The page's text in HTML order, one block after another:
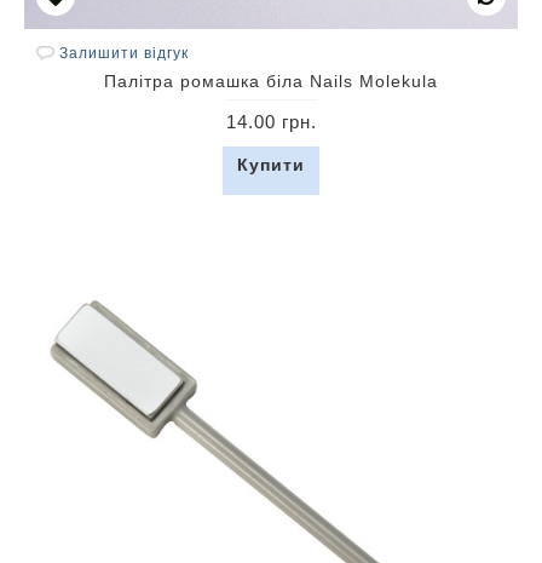
Залишити відгук
Палітра ромашка біла Nails Molekula
14.00 грн.
Купити